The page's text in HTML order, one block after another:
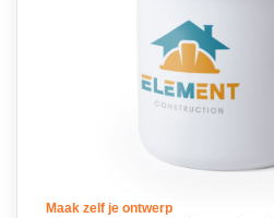
Maak zelf je ontwerp